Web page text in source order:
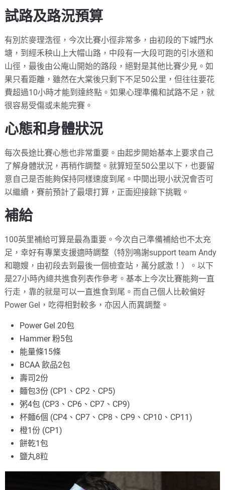
試路及路況預算
有別於麥理浩徑，今次比賽小徑非常多，由初段的下城門水
塘，到經禾秧山上大帽山路，中段有一大段可跑的引水道和
山徑，最後由公庵山開始的路段，絕對是其他比賽少見。如
果只看距離，雖然在大棠後只剩下不足50公里，但往往要花
費超過10小時才能到達終點。如果心理準備和試路不足，就
很容易受傷或未能完賽。
心態和身體狀況
每次長途比賽心態也非常重要。由起步開始基本上要求自己
了解身體狀況，再稍作調整。就算短至50公里以下，也要留
意自己是否能夠保持同樣速度到尾。中間出現小狀況會否可
以繼續，賽前預計了最壞打算，正面迎接餘下挑戰。
補給
100英里補給可算是最為重要。今次自己準備補給也不太充
足，幸好有專業支援適時調整（特別鳴謝support team Andy
和聰嫂，由初段去到最後一個檢查站，萬分感激！）。以下
是27小時內總共進食列表作參考。基本上今次比賽能夠一直
行走，靠的就是可以一直進食到尾。而自己個人比較偏好
Power Gel，吃得相對較多，亦因人而異調整。
Power Gel 20包
Hammer 粉5包
能量條15條
BCAA 飲品2包
壽司2份
麵包3份 (CP1、CP2、CP5)
粥4包 (CP3、CP6、CP7、CP9)
杯麵6個 (CP4、CP7、CP8、CP9、CP10、CP11)
橙1份 (CP1)
餅乾1包
鹽丸8粒